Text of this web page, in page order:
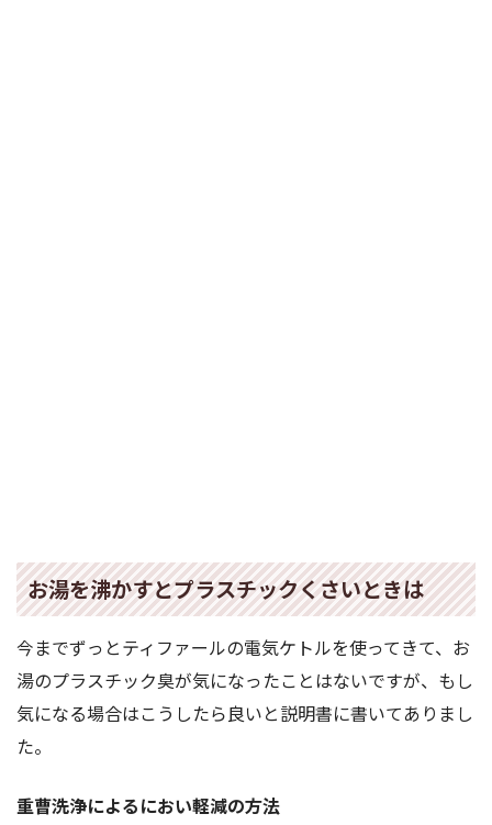
お湯を沸かすとプラスチックくさいときは
今までずっとティファールの電気ケトルを使ってきて、お
湯のプラスチック臭が気になったことはないですが、もし
気になる場合はこうしたら良いと説明書に書いてありまし
た。
重曹洗浄によるにおい軽減の方法